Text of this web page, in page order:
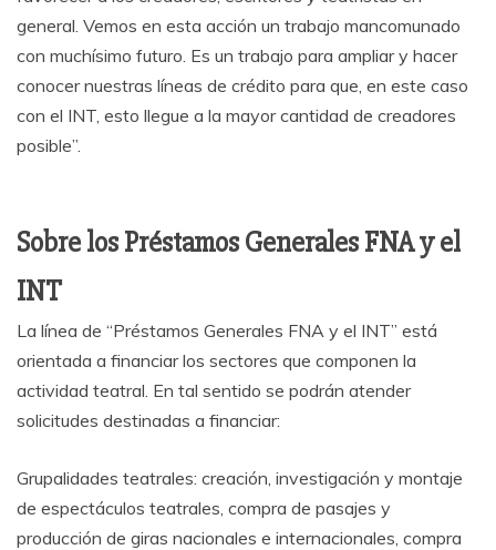
general. Vemos en esta acción un trabajo mancomunado
con muchísimo futuro. Es un trabajo para ampliar y hacer
conocer nuestras líneas de crédito para que, en este caso
con el INT, esto llegue a la mayor cantidad de creadores
posible”.
Sobre los Préstamos Generales FNA y el
INT
La línea de “Préstamos Generales FNA y el INT” está
orientada a financiar los sectores que componen la
actividad teatral. En tal sentido se podrán atender
solicitudes destinadas a financiar:
Grupalidades teatrales: creación, investigación y montaje
de espectáculos teatrales, compra de pasajes y
producción de giras nacionales e internacionales, compra